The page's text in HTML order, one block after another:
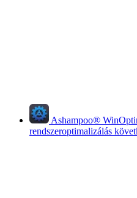
Ashampoo®
rendszeroptimalizálás